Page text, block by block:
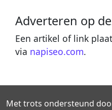
Adverteren op
Een artikel of link
via napiseo.com.
Met trots ondersteund